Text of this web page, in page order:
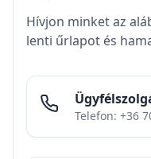
Hívjon minket az
lenti űrlapot és
Telefon: +36